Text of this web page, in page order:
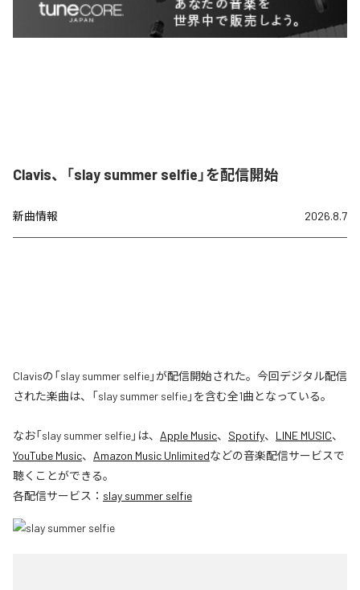
Clavis、「slay summer selfie」を配信開始
新曲情報 2026.8.7
Clavisの「slay summer selfie」が配信開始された。今回デジタル配信
された楽曲は、「slay summer selfie」を含む全1曲となっている。
なお「slay summer selfie」は、 Apple Music、 Spotify、 LINE MUSIC、
YouTube Music、 Amazon Music Unlimitedなどの音楽配信サービスで
聴くことができる。
各配信サービス： slay summer selfie